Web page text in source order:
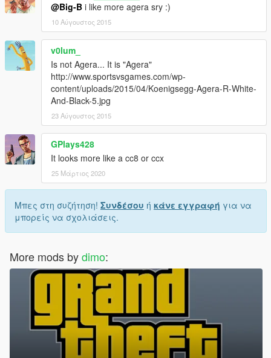
@Big-B i like more agera sry :)
10 Αύγουστος 2015
v0lum_
Is not Agera... It is "Agera"
http://www.sportsvsgames.com/wp-
content/uploads/2015/04/Koenigsegg-Agera-R-White-
And-Black-5.jpg
23 Αύγουστος 2015
GPlays428
It looks more like a cc8 or ccx
25 Μάρτιος 2020
Μπες στη συζήτηση! Συνδέσου ή κάνε εγγραφή για να
μπορείς να σχολιάσεις.
More mods bydimo: